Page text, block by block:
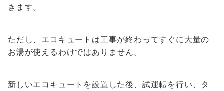
きます。
ただし、エコキュートは工事が終わってすぐに大量の
お湯が使えるわけではありません。
新しいエコキュートを設置した後、試運転を行い、タ